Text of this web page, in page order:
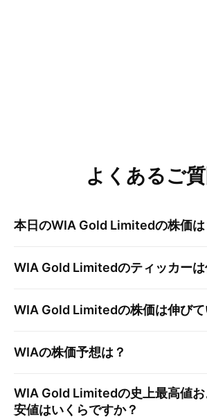
よくあるご
本日のWIA Gold Limitedの株価は
WIA Gold Limitedのティッカー
WIA Gold Limitedの株価は伸び
WIAの株価予想は？
WIA Gold Limitedの史上最高値
安値はいくらですか？